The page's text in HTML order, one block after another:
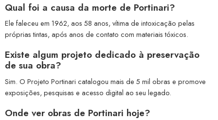
Qual foi a causa da morte de Portinari?
Ele faleceu em 1962, aos 58 anos, vítima de intoxicação pelas
próprias tintas, após anos de contato com materiais tóxicos.
Existe algum projeto dedicado à preservação
de sua obra?
Sim. O Projeto Portinari catalogou mais de 5 mil obras e promove
exposições, pesquisas e acesso digital ao seu legado.
Onde ver obras de Portinari hoje?